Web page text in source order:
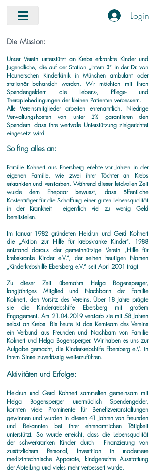
Login
Die Mission:
Unser Verein unterstützt an Krebs erkrankte Kinder und
Jugendliche, die auf der Station „Intern 3“ in der Dr. von
Haunerschen Kinderklinik in München ambulant oder
stationär behandelt werden. Wir möchten mit Ihren
Spendengeldern die Lebens-, Pflege- und
Therapiebedingungen der kleinen Patienten verbessern.
Alle Vereinsmitglieder arbeiten ehrenamtlich. Niedrige
Verwaltungskosten von unter 2% garantieren den
Spendern,dass ihre wertvolle Unterstützung zielgerichtet
eingesetzt wird.
So fing alles an:
Familie Kohnert aus Ebersberg erlebte vor Jahren in der
eigenen Familie, wie zwei ihrer Töchter an Krebs
erkrankten und verstarben. Während dieser leidvollen Zeit
wurde dem Ehepaar bewusst, dass öffentliche
Kostenträger für die Schaffung einer guten Lebensqualität
in der Krankheit eigentlich viel zu wenig Geld
bereitstellen.
Im Januar 1982 gründeten Heidrun und Gerd Kohnert
die „Aktion zur Hilfe für krebskranke Kinder“.
1988
entstand daraus der gemeinnützige Verein „Hilfe für
krebskranke Kinder e.V.“, der seinen heutigen Namen
„Kinderkrebshilfe Ebersberg e.V.“ seit April 2001 trägt.
Zu dieser Zeit übernahm Helga Bogensperger,
langjähriges Mitglied und Nachbarin der Familie
Kohnert, den Vorsitz des Vereins. Über 18 Jahre prägte
sie die Kinderkrebshilfe Ebersberg mit großem
Engagement. Am 21.04.2019verstarb sie mit 58 Jahren
selbst an Krebs. Bis heute ist das Kernteam des Vereins
ein Verbund aus Freunden und Nachbarn von Familie
Kohnert und Helga Bogensperger. Wir haben es uns zur
Aufgabe gemacht, die Kinderkrebshilfe Ebersberg e.V. in
ihrem Sinne zuverlässig weiterzuführen.
Aktivitäten und Erfolge:
Heidrun und Gerd Kohnert sammelten gemeinsam mit
Helga Bogensperger unermüdlich Spendengelder,
konnten viele Prominente für Benefizveranstaltungen
gewinnen und wurden in diesen 41 Jahren von Freunden
und Bekannten bei ihrer ehrenamtlichen Tätigkeit
unterstützt. So wurde erreicht, dass die Lebensqualität
der schwerkranken Kinder durch Finanzierung von
zusätzlichem Personal, Investition in modernere
medizintechnische Apparate, kindgerechte Ausstattung
der Abteilung und vieles mehr verbessert wurde.